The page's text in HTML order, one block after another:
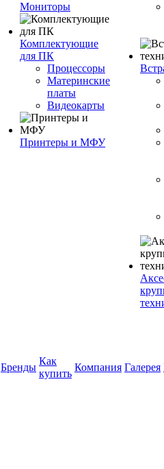
Мониторы
Комплектующие
для ПК
Процессоры
Материнские
платы
Видеокарты
Принтеры и МФУ
Бренды
Как
купить
Компания Галерея